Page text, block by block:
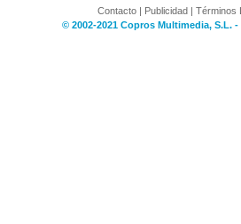
Contacto | Publicidad | Términos
© 2002-2021 Copros Multimedia, S.L.